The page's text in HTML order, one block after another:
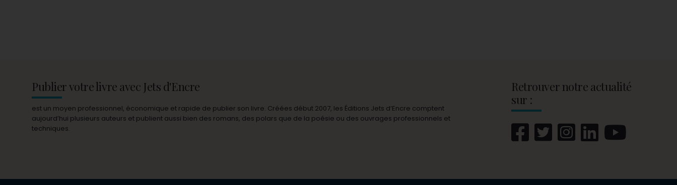
Publier votre livre avec Jets d'Encre
est un moyen professionnel, économique et rapide de publier son livre. Créées début 2007, les Éditions Jets d’Encre comptent
aujourd’hui plusieurs auteurs et publient aussi bien des romans, des polars que de la poésie ou des ouvrages professionnels et
techniques.
Retrouver notre actualité
sur :